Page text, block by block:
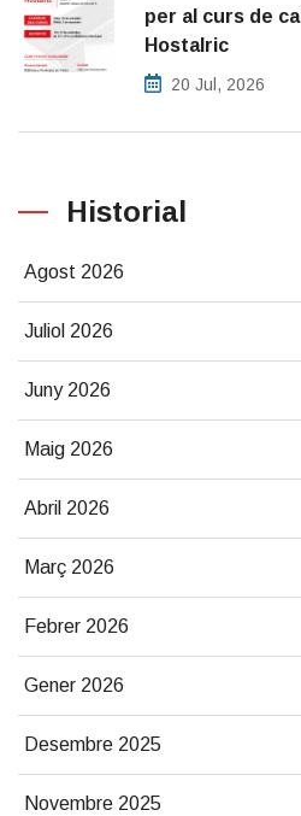
per al curs de
Hostalric
20 Jul, 2026
Historial
Agost 2026
Juliol 2026
Juny 2026
Maig 2026
Abril 2026
Març 2026
Febrer 2026
Gener 2026
Desembre 2025
Novembre 2025